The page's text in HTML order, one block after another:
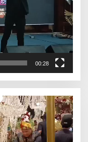
00:28